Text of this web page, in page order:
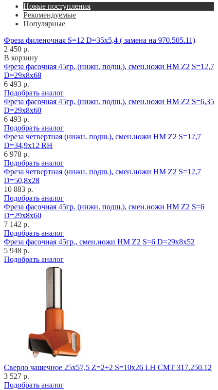
Новые поступления
Рекомендуемые
Популярные
Фреза филеночная S=12 D=35x5,4 ( замена на 970.505.11)
2 450 р.
В корзину
Фреза фасочная 45гр. (нижн. подш.), смен.ножи HM Z2 S=12,7
D=29x8x68
6 493 р.
Подобрать аналог
Фреза фасочная 45гр. (нижн. подш.), смен.ножи HM Z2 S=6,35
D=29x8x60
6 493 р.
Подобрать аналог
Фреза четвертная (нижн. подш.), смен.ножи HM Z2 S=12,7
D=34,9x12 RH
6 978 р.
Подобрать аналог
Фреза четвертная (нижн. подш.), смен.ножи HM Z2 S=12,7
D=50,8x28
10 883 р.
Подобрать аналог
Фреза фасочная 45гр. (нижн. подш.), смен.ножи HM Z2 S=6
D=29x8x60
7 142 р.
Подобрать аналог
Фреза фасочная 45гр., смен.ножи HM Z2 S=6 D=29x8x52
5 948 р.
Подобрать аналог
Cверло чашечное 25x57,5 Z=2+2 S=10x26 LH CMT 317.250.12
3 527 р.
Подобрать аналог